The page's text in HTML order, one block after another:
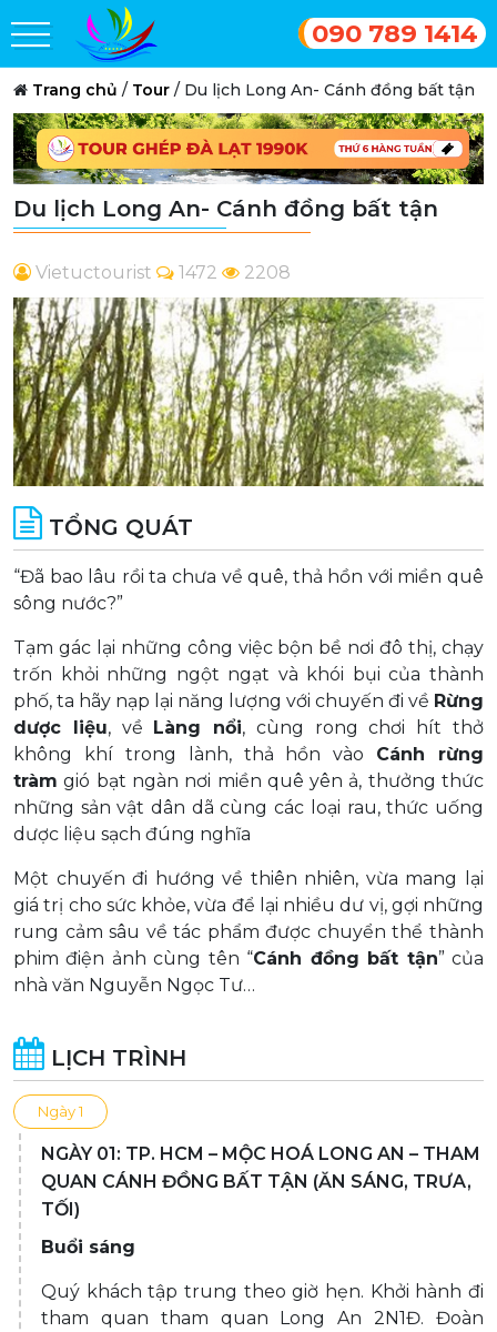
090 789 1414
Trang chủ / Tour / Du lịch Long An- Cánh đồng bất tận
Du lịch Long An- Cánh đồng bất tận
Vietuctourist 1472 2208
TỔNG QUÁT
“Đã bao lâu rồi ta chưa về quê, thả hồn với miền quê
sông nước?”
Tạm gác lại những công việc bộn bề nơi đô thị, chạy
trốn khỏi những ngột ngạt và khói bụi của thành
phố, ta hãy nạp lại năng lượng với chuyến đi về Rừng
dược liệu, về Làng nổi, cùng rong chơi hít thở
không khí trong lành, thả hồn vào Cánh rừng
tràm gió bạt ngàn nơi miền quê yên ả, thưởng thức
những sản vật dân dã cùng các loại rau, thức uống
dược liệu sạch đúng nghĩa
Một chuyến đi hướng về thiên nhiên, vừa mang lại
giá trị cho sức khỏe, vừa để lại nhiều dư vị, gợi những
rung cảm sâu về tác phẩm được chuyển thể thành
phim điện ảnh cùng tên “Cánh đồng bất tận” của
nhà văn Nguyễn Ngọc Tư…
LỊCH TRÌNH
Ngày 1
NGÀY 01: TP. HCM – MỘC HOÁ LONG AN – THAM
QUAN CÁNH ĐỒNG BẤT TẬN (ĂN SÁNG, TRƯA,
TỐI)
Buổi sáng
Quý khách tập trung theo giờ hẹn. Khởi hành đi
tham quan tham quan Long An 2N1Đ. Đoàn